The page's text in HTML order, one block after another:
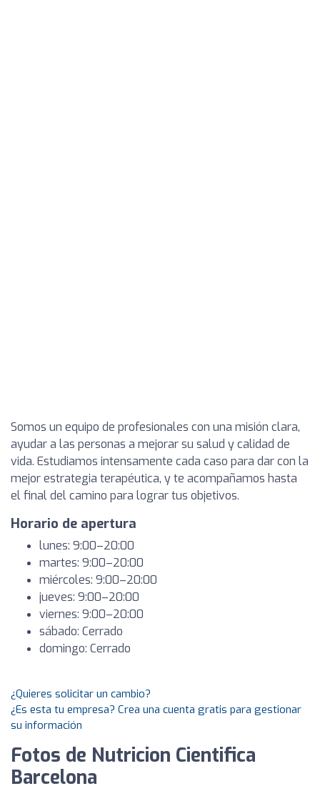
Somos un equipo de profesionales con una misión clara,
ayudar a las personas a mejorar su salud y calidad de
vida. Estudiamos intensamente cada caso para dar con la
mejor estrategia terapéutica, y te acompañamos hasta
el final del camino para lograr tus objetivos.
Horario de apertura
lunes: 9:00–20:00
martes: 9:00–20:00
miércoles: 9:00–20:00
jueves: 9:00–20:00
viernes: 9:00–20:00
sábado: Cerrado
domingo: Cerrado
¿Quieres solicitar un cambio?
¿Es esta tu empresa? Crea una cuenta gratis para gestionar
su información
Fotos de Nutricion Cientifica
Barcelona